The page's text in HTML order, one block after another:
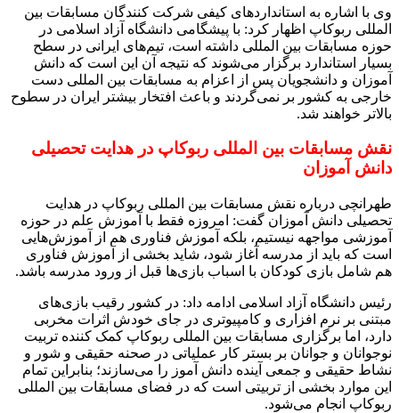
‌وی با اشاره به استانداردهای کیفی شرکت کنندگان مسابقات بین
المللی ربوکاپ اظهار کرد: با پیشگامی دانشگاه آزاد اسلامی در
حوزه مسابقات بین المللی داشته است، تیم‌های ایرانی در سطح
بسیار استاندارد برگزار می‌شوند که نتیجه آن این است که دانش
آموزان و دانشجویان پس از اعزام به مسابقات بین المللی دست
خارجی به کشور بر نمی‌گردند و باعث افتخار بیشتر ایران در سطوح
بالاتر خواهند شد.
نقش مسابقات بین المللی ربوکاپ در هدایت تحصیلی
دانش آموزان
طهرانچی درباره نقش مسابقات بین المللی ربوکاپ در هدایت
تحصیلی دانش آموزان گفت: امروزه فقط با آموزش علم در حوزه
آموزشی مواجهه نیستیم، بلکه آموزش فناوری هم از آموزش‌هایی
است که باید از مدرسه آغاز شود، شاید بخشی از آموزش فناوری
هم شامل بازی کودکان با اسباب بازی‌ها قبل از ورود مدرسه باشد.
رئیس دانشگاه آزاد اسلامی ادامه داد: در کشور رقیب بازی‌های
مبتنی بر نرم افزاری و کامپیوتری در جای خودش اثرات مخربی
دارد، اما برگزاری مسابقات بین المللی ربوکاپ کمک کننده تربیت
نوجوانان و جوانان بر بستر کار عملیاتی در صحنه حقیقی و شور و
نشاط حقیقی و جمعی آینده دانش آموز را می‌سازند؛ بنابراین تمام
این موارد بخشی از تربیتی است که در فضای مسابقات بین المللی
ربوکاپ انجام می‌شود.